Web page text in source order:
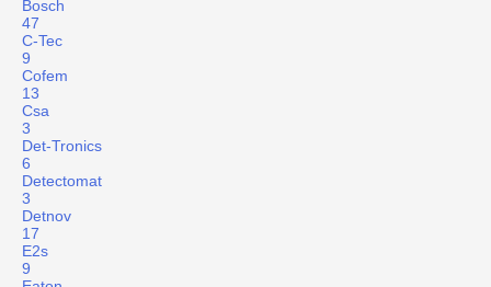
Bosch
47
C-Tec
9
Cofem
13
Csa
3
Det-Tronics
6
Detectomat
3
Detnov
17
E2s
9